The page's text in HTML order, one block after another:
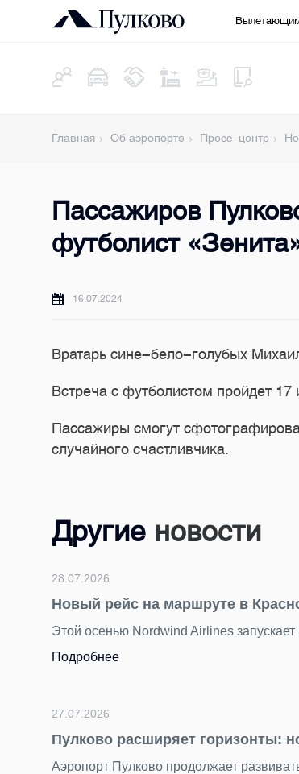
Главная Об аэропорте Пресс-центр
Пассажиров
футболист
16.07.2024
Вратарь сине-бело-голубых
Встреча с футболистом пройдет
Пассажиры смогут
случайного счастливчика.
Другие новости
28.07.2026
Новый рейс на маршруте в
Этой осенью Nordwind Airlines
Подробнее
27.07.2026
Пулково расширяет горизонты:
Аэропорт Пулково продолжает